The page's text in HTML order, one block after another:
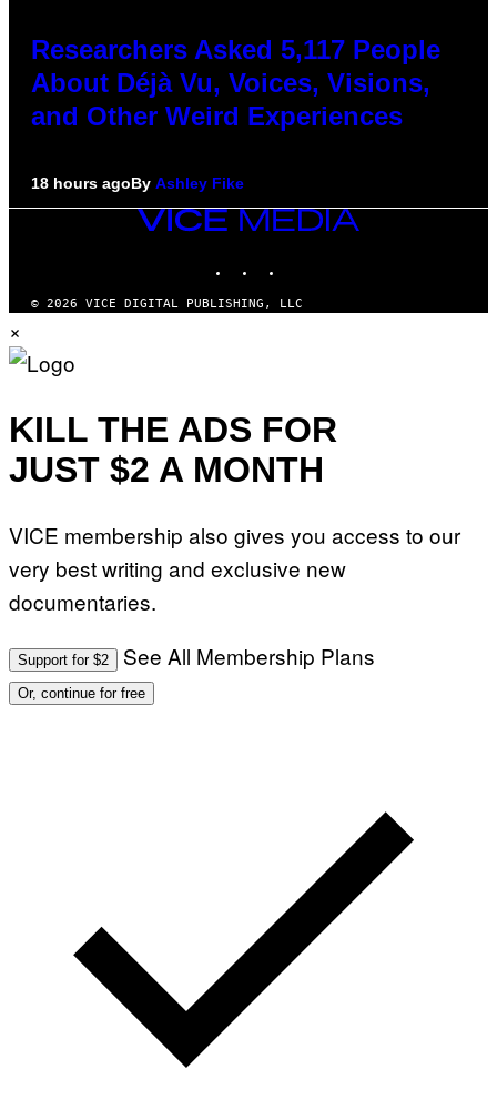
Researchers Asked 5,117 People
About Déjà Vu, Voices, Visions,
and Other Weird Experiences
18 hours agoBy Ashley Fike
VICE
© 2026 VICE DIGITAL PUBLISHING, LLC
×
KILL THE ADS FOR
JUST $2 A MONTH
VICE membership also gives you access to our
very best writing and exclusive new
documentaries.
Support for $2 See All Membership Plans
Or, continue for free